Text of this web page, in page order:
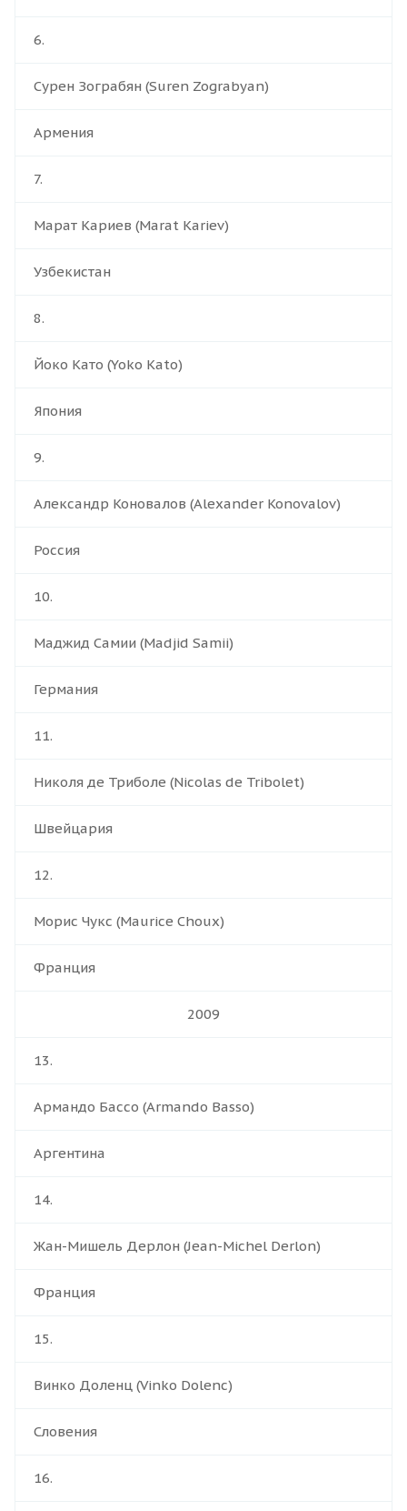
6.
Сурен Зограбян (Suren Zograbyan)
Армения
7.
Марат Кариев (Marat Kariev)
Узбекистан
8.
Йоко Като (Yoko Kato)
Япония
9.
Александр Коновалов (Alexander Konovalov)
Россия
10.
Маджид Самии (Madjid Samii)
Германия
11.
Николя де Триболе (Nicolas de Tribolet)
Швейцария
12.
Морис Чукс (Maurice Choux)
Франция
2009
13.
Армандо Бассо (Armando Basso)
Аргентина
14.
Жан-Мишель Дерлон (Jean-Michel Derlon)
Франция
15.
Винко Доленц (Vinko Dolenc)
Словения
16.